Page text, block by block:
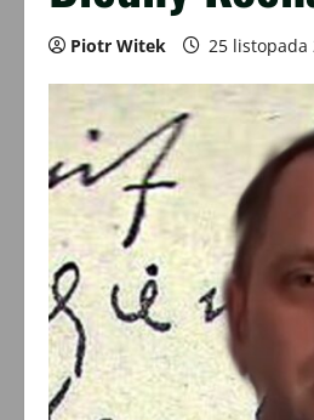
Piotr Witek 25 listopada